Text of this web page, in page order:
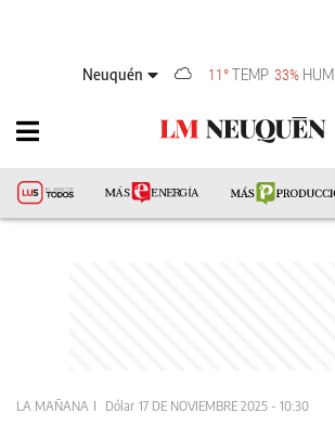
Neuquén 11°TEMP 33% HUM
LA MAÑANA Dólar 17 DE NOVIEMBRE 2025 - 10:30